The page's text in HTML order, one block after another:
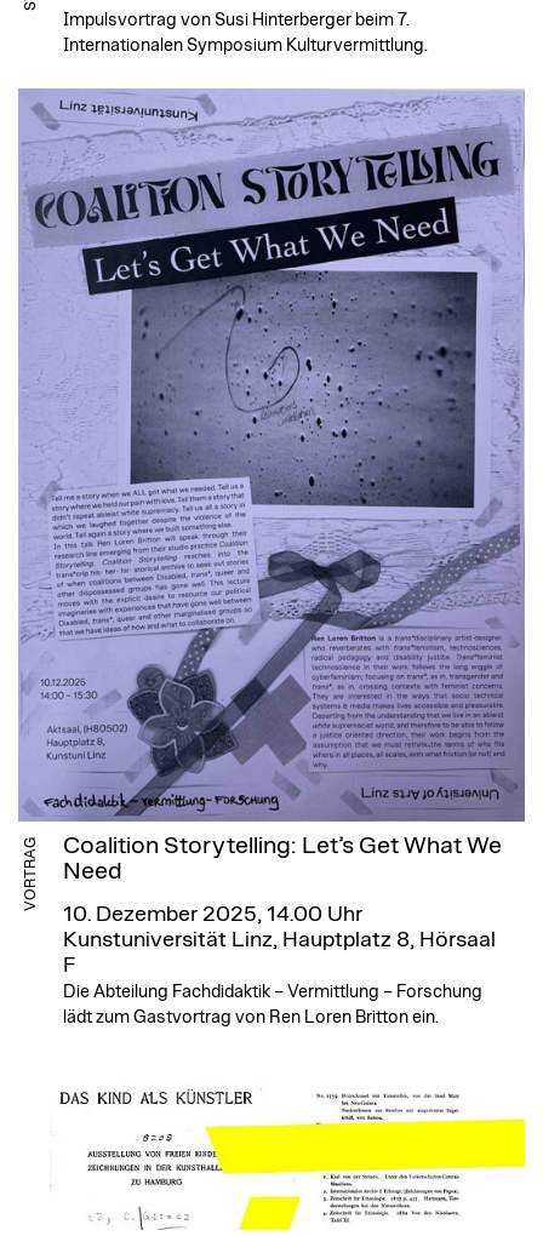
Impulsvortrag von Susi Hinterberger beim 7.
Internationalen Symposium Kulturvermittlung.
VORTRAG
Coalition Storytelling: Let’s Get What We
Need
10. Dezember 2025, 14.00 Uhr
Kunstuniversität Linz, Hauptplatz 8, Hörsaal
F
Die Abteilung Fachdidaktik – Vermittlung – Forschung
lädt zum Gastvortrag von Ren Loren Britton ein.